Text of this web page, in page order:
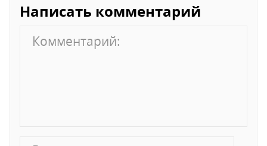
Написать комментарий